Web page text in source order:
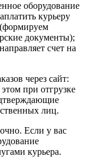
оборудование
курьеру
(формируем
документы);
счет на
через сайт:
при отгрузке
лиц.
Если у вас
курьера.